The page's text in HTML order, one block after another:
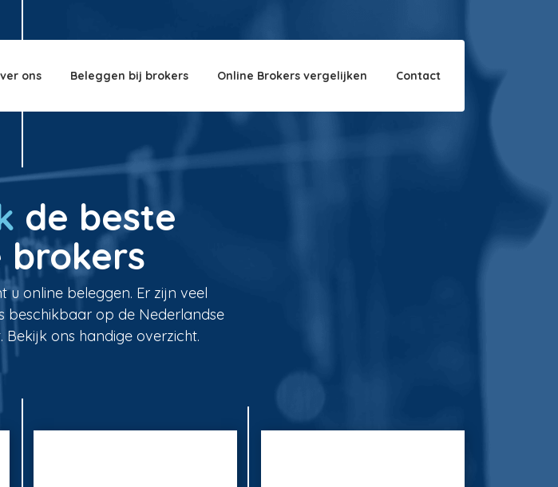
ons Beleggen bij brokers Online Brokers vergelijken Contact
de beste
brokers
u online beleggen. Er zijn veel
beschikbaar op de Nederlandse
ons handige overzicht.